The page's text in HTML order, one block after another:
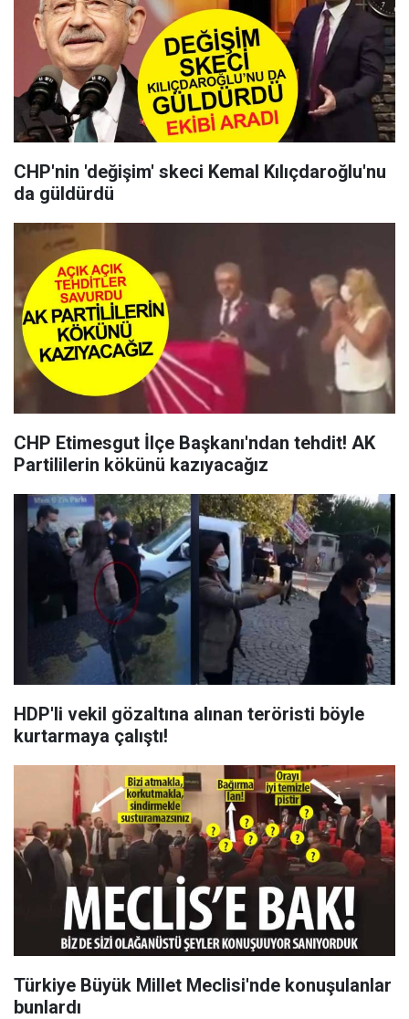
CHP'nin 'değişim' skeci Kemal Kılıçdaroğlu'nu
da güldürdü
CHP Etimesgut İlçe Başkanı'ndan tehdit! AK
Partililerin kökünü kazıyacağız
HDP'li vekil gözaltına alınan teröristi böyle
kurtarmaya çalıştı!
Türkiye Büyük Millet Meclisi'nde konuşulanlar
bunlardı